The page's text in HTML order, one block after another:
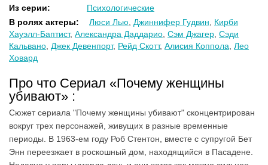
Из серии:
Психологические
В ролях актеры: Люси Лью Джиннифер Гудвин
Кирби
Хауэлл-Баптист, Александра Даддарио Сэм Джагер Сэди
Кальвано Джек Девенпорт, Рейд Скотт, Алисия Коппола Лео
Ховард
Про что Сериал «Почему женщины
убивают» :
Сюжет сериала "Почему женщины убивают" сконцентрирован
вокруг трех персонажей, живущих в разные временные
периоды. В 1963-ем году Роб Стентон, вместе с супругой Бет
Энн переезжает в роскошный дом, находящийся в Пасадене.